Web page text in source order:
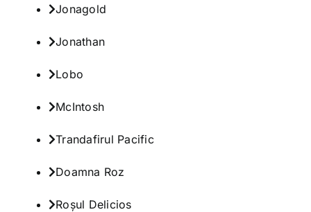
Jonagold
Jonathan
Lobo
McIntosh
Trandafirul Pacific
Doamna Roz
Roşul Delicios